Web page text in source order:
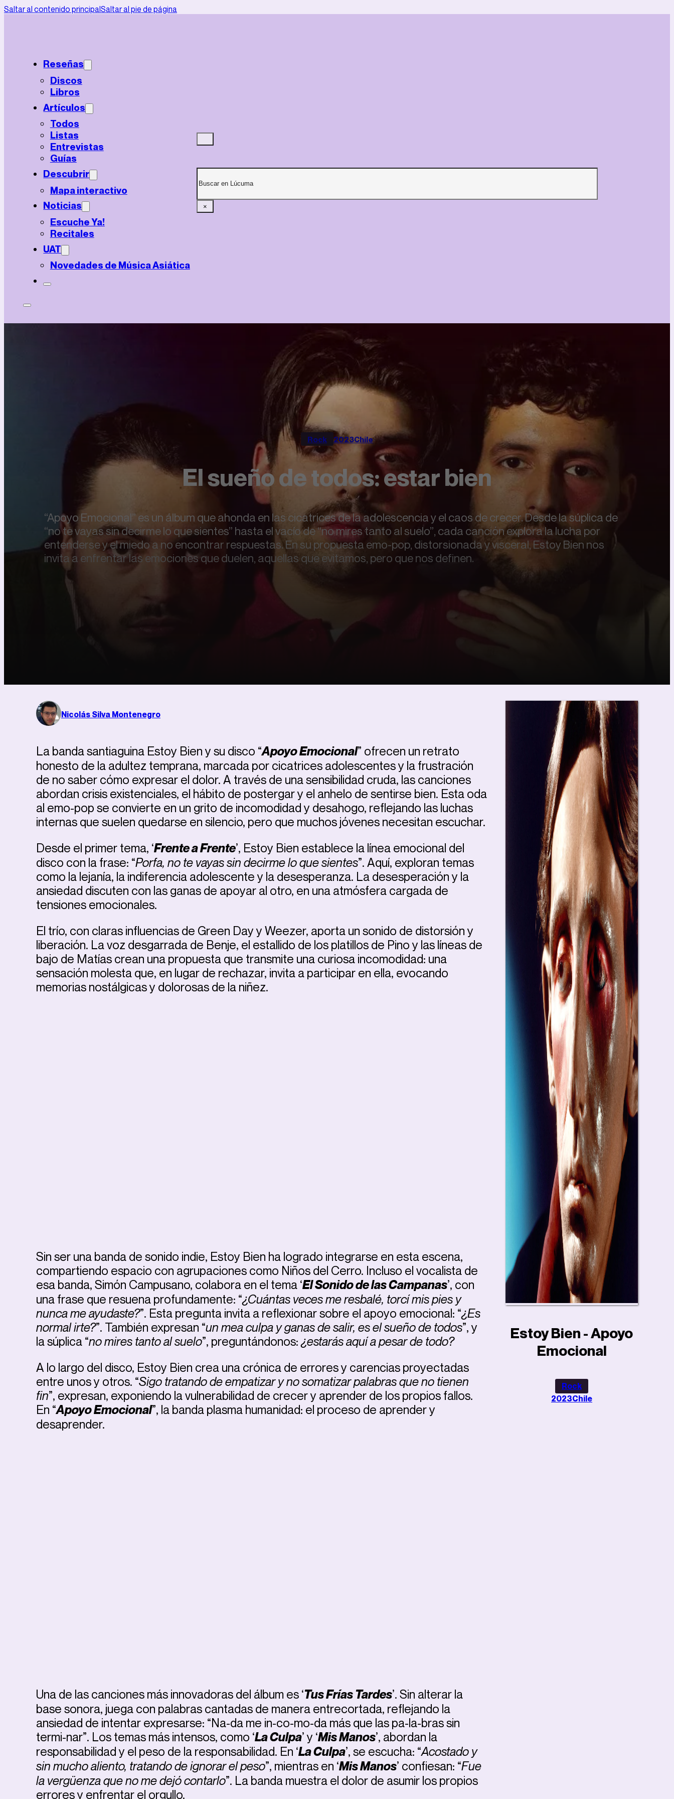
Saltar al contenido principalSaltar al pie de página
Reseñas
Discos
Libros
Artículos
Todos
Listas
Entrevistas
Guías
Descubrir
Mapa interactivo
Noticias
Escuche Ya!
Recitales
UAT
Novedades de Música Asiática
Buscar
×
Rock 2023Chile
El sueño de todos: estar bien
“Apoyo Emocional” es un álbum que ahonda en las cicatrices de la adolescencia y el caos de crecer. Desde la súplica de
“no te vayas sin decirme lo que sientes” hasta el vacío de “no mires tanto al suelo”, cada canción explora la lucha por
entenderse y el miedo a no encontrar respuestas. En su propuesta emo-pop, distorsionada y visceral, Estoy Bien nos
invita a enfrentar las emociones que duelen, aquellas que evitamos, pero que nos definen.
Nicolás Silva Montenegro
La banda santiaguina Estoy Bien y su disco “Apoyo Emocional” ofrecen un retrato
honesto de la adultez temprana, marcada por cicatrices adolescentes y la frustración
de no saber cómo expresar el dolor. A través de una sensibilidad cruda, las canciones
abordan crisis existenciales, el hábito de postergar y el anhelo de sentirse bien. Esta oda
al emo-pop se convierte en un grito de incomodidad y desahogo, reflejando las luchas
internas que suelen quedarse en silencio, pero que muchos jóvenes necesitan escuchar.
Desde el primer tema, ‘Frente a Frente’, Estoy Bien establece la línea emocional del
disco con la frase: “Porfa, no te vayas sin decirme lo que sientes”. Aquí, exploran temas
como la lejanía, la indiferencia adolescente y la desesperanza. La desesperación y la
ansiedad discuten con las ganas de apoyar al otro, en una atmósfera cargada de
tensiones emocionales.
El trío, con claras influencias de Green Day y Weezer, aporta un sonido de distorsión y
liberación. La voz desgarrada de Benje, el estallido de los platillos de Pino y las líneas de
bajo de Matías crean una propuesta que transmite una curiosa incomodidad: una
sensación molesta que, en lugar de rechazar, invita a participar en ella, evocando
memorias nostálgicas y dolorosas de la niñez.
Sin ser una banda de sonido indie, Estoy Bien ha logrado integrarse en esta escena,
compartiendo espacio con agrupaciones como Niños del Cerro. Incluso el vocalista de
esa banda, Simón Campusano, colabora en el tema ‘El Sonido de las Campanas’, con
una frase que resuena profundamente: “¿Cuántas veces me resbalé, torcí mis pies y
nunca me ayudaste?”. Esta pregunta invita a reflexionar sobre el apoyo emocional: “¿Es
normal irte?”. También expresan “un mea culpa y ganas de salir, es el sueño de todos”, y
la súplica “no mires tanto al suelo”, preguntándonos: ¿estarás aquí a pesar de todo?
A lo largo del disco, Estoy Bien crea una crónica de errores y carencias proyectadas
entre unos y otros. “Sigo tratando de empatizar y no somatizar palabras que no tienen
fin”, expresan, exponiendo la vulnerabilidad de crecer y aprender de los propios fallos.
En “Apoyo Emocional”, la banda plasma humanidad: el proceso de aprender y
desaprender.
Una de las canciones más innovadoras del álbum es ‘Tus Frías Tardes’. Sin alterar la
base sonora, juega con palabras cantadas de manera entrecortada, reflejando la
ansiedad de intentar expresarse: “Na-da me in-co-mo-da más que las pa-la-bras sin
termi-nar”. Los temas más intensos, como ‘La Culpa’ y ‘Mis Manos’, abordan la
responsabilidad y el peso de la responsabilidad. En ‘La Culpa’, se escucha: “Acostado y
sin mucho aliento, tratando de ignorar el peso”, mientras en ‘Mis Manos’ confiesan: “Fue
la vergüenza que no me dejó contarlo”. La banda muestra el dolor de asumir los propios
errores y enfrentar el orgullo.
Estoy Bien - Apoyo
Emocional
Rock
2023Chile